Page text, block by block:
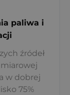
paliwa i
źródeł
w dobrej
75%